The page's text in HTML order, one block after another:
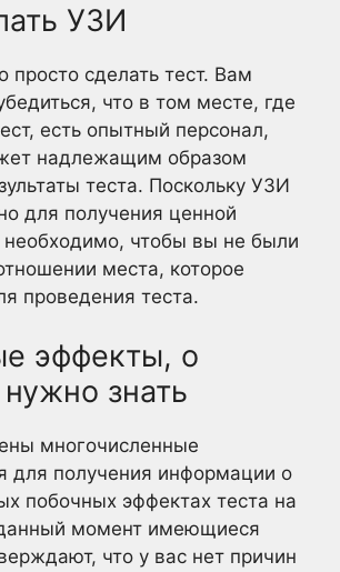
УЗИ
просто сделать тест. Вам
что в том месте, где
есть опытный персонал,
надлежащим образом
теста. Поскольку УЗИ
для получения ценной
чтобы вы не были
места, которое
проведения теста.
эффекты, о
знать
многочисленные
для получения информации о
побочных эффектах теста на
момент имеющиеся
что у вас нет причин